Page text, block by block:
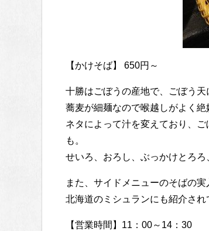
【かけそば】 650円～
十勝はごぼうの産地で、ごぼう天
蕎麦が細麺なので喉越しがよく絶
ネタによって汁を変えており、
も。
せいろ、おろし、ぶっかけとろ
また、サイドメニューのそばの
北海道のミシュランにも紹介され
【営業時間】11：00～14：30